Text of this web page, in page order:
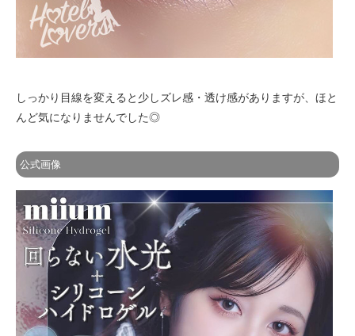
しっかり目線を変えると少しズレ感・透け感がありますが、ほと
んど気になりませんでした◎
公式画像